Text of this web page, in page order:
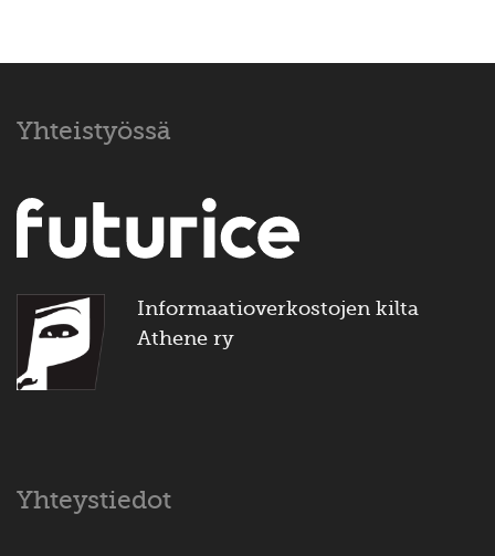
Yhteistyössä
Informaatioverkostojen kilta
Athene ry
Yhteystiedot